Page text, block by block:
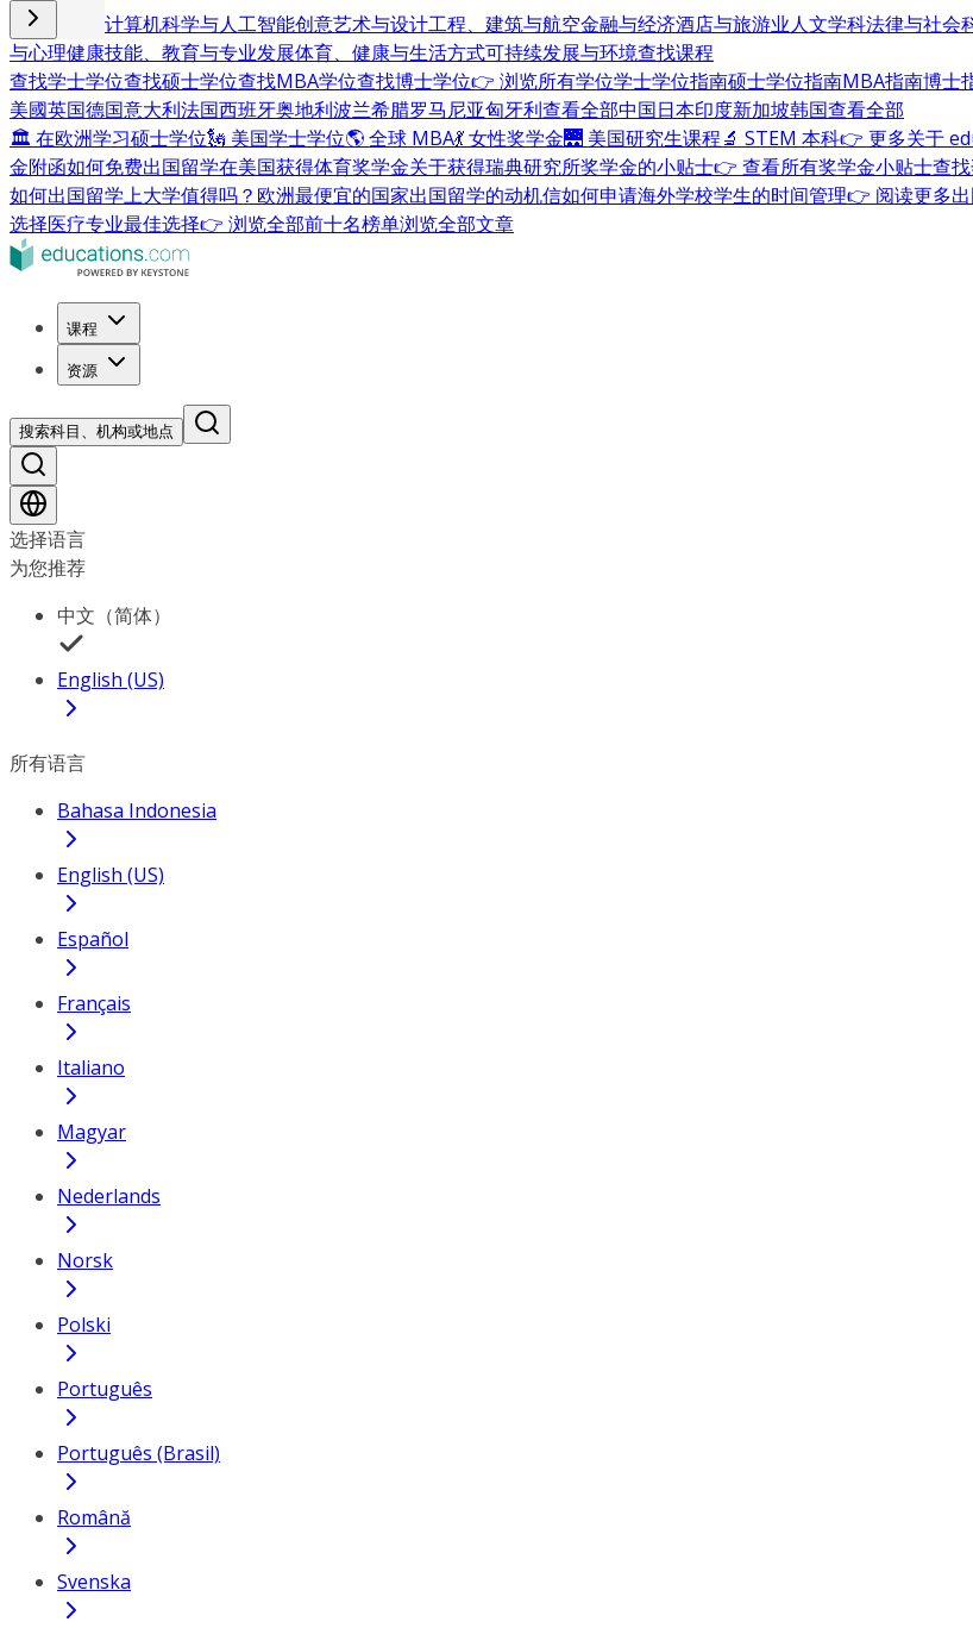
商业与管理 计算机科学与人工智能创意艺术与设计工程、建筑与航空金融与经济酒店与旅游业人文学科法律与社会
与心理健康技能、教育与专业发展体育、健康与生活方式可持续发展与环境查找课程
查找学士学位查找硕士学位查找MBA学位查找博士学位👉 浏览所有学位学士学位指南硕士学位指南MBA指南博士
美國英国德国意大利法国西班牙奥地利波兰希腊罗马尼亚匈牙利查看全部中国日本印度新加坡韩国查看全部
🏛 在欧洲学习硕士学位🗽 美国学士学位🌎 全球 MBA💃 女性奖学金🌉 美国研究生课程🔬 STEM 本科👉 更多关于
金附函如何免费出国留学在美国获得体育奖学金关于获得瑞典研究所奖学金的小贴士👉 查看所有奖学金小贴士查
如何出国留学上大学值得吗？ 欧洲最便宜的国家出国留学的动机信如何申请海外学校学生的时间管理👉 阅读更多
选择医疗专业最佳选择👉 浏览全部前十名榜单浏览全部文章
课程
资源
搜索科目、机构或地点
选择语言
为您推荐
中文（简体）
English (US)
所有语言
Bahasa Indonesia
English (US)
Español
Français
Italiano
Magyar
Nederlands
Norsk
Polski
Português
Português (Brasil)
Română
Svenska